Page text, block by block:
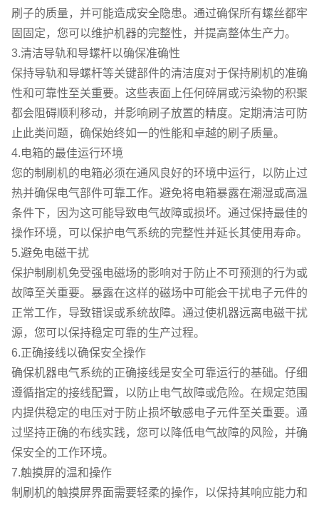
刷子的质量，并可能造成安全隐患。通过确保所有螺丝都牢
固固定，您可以维护机器的完整性，并提高整体生产力。
3.清洁导轨和导螺杆以确保准确性
保持导轨和导螺杆等关键部件的清洁度对于保持刷机的准确
性和可靠性至关重要。这些表面上任何碎屑或污染物的积聚
都会阻碍顺利移动，并影响刷子放置的精度。定期清洁可防
止此类问题，确保始终如一的性能和卓越的刷子质量。
4.电箱的最佳运行环境
您的制刷机的电箱必须在通风良好的环境中运行，以防止过
热并确保电气部件可靠工作。避免将电箱暴露在潮湿或高温
条件下，因为这可能导致电气故障或损坏。通过保持最佳的
操作环境，可以保护电气系统的完整性并延长其使用寿命。
5.避免电磁干扰
保护制刷机免受强电磁场的影响对于防止不可预测的行为或
故障至关重要。暴露在这样的磁场中可能会干扰电子元件的
正常工作，导致错误或系统故障。通过使机器远离电磁干扰
源，您可以保持稳定可靠的生产过程。
6.正确接线以确保安全操作
确保机器电气系统的正确接线是安全可靠运行的基础。仔细
遵循指定的接线配置，以防止电气故障或危险。在规定范围
内提供稳定的电压对于防止损坏敏感电子元件至关重要。通
过坚持正确的布线实践，您可以降低电气故障的风险，并确
保安全的工作环境。
7.触摸屏的温和操作
制刷机的触摸屏界面需要轻柔的操作，以保持其响应能力和